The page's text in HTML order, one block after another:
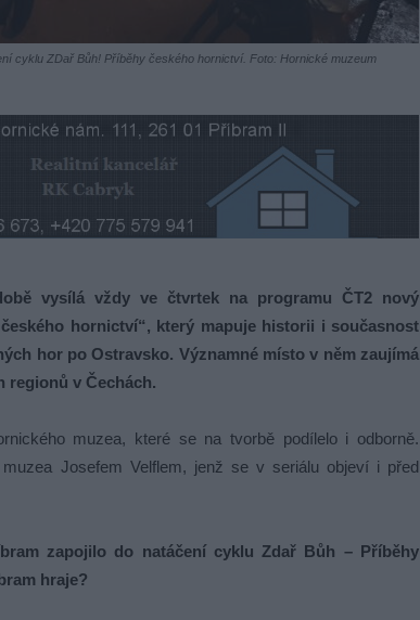
cyklu ZDař Bůh! Příběhy českého hornictví. Foto: Hornické muzeum
vysílá vždy ve čtvrtek na programu ČT2 nový
hornictví“, který mapuje historii i současnost
hor po Ostravsko. Významné místo v něm zaujímá
regionů v Čechách.
muzea, které se na tvorbě podílelo i odborně.
Josefem Velflem, jenž se v seriálu objeví i před
zapojilo do natáčení cyklu Zdař Bůh – Příběhy
hraje?